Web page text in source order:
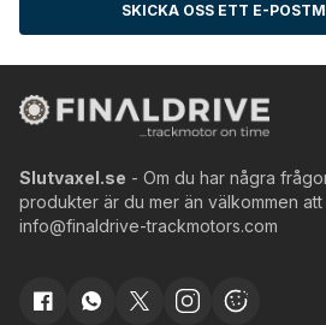
SKICKA OSS ETT E-
Slutvaxel.se - Om du har några
produkter är du mer än välkommen
info@finaldrive-trackmotors.com